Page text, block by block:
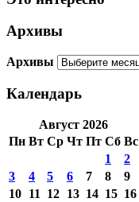
Архивы
Архивы
Календарь
Август 2026
Пн Вт Ср Чт Пт Сб Вс
1
2
3
4 5 6 7 8
9
10 11 12 13 14 15 16